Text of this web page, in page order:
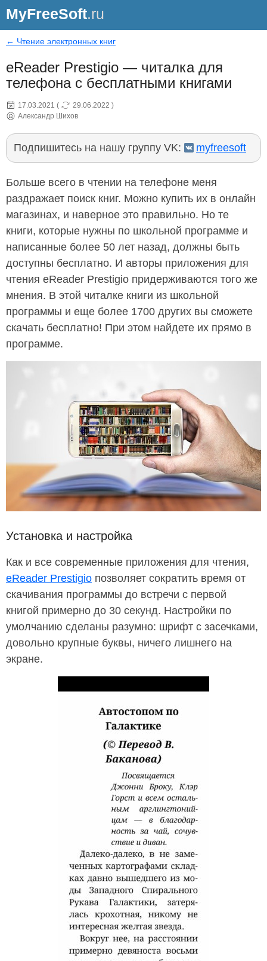
MyFreeSoft.ru
← Чтение электронных книг
eReader Prestigio — читалка для
телефона с бесплатными книгами
17.03.2021 ( 29.06.2022 )
Александр Шихов
Подпишитесь на нашу группу VK: myfreesoft
Больше всего в чтении на телефоне меня
раздражает поиск книг. Можно купить их в онлайн
магазинах, и наверное это правильно. Но те
книги, которые нужны по школьной программе и
написанные более 50 лет назад, должны быть
доступны бесплатно. И авторы приложения для
чтения eReader Prestigio придерживаются того же
мнения. В этой читалке книги из школьной
программы и еще более 1700 других вы сможете
скачать бесплатно! При этом найдете их прямо в
программе.
Установка и настройка
Как и все современные приложения для чтения,
eReader Prestigio позволяет сократить время от
скачивания программы до встречи с первой
книгой примерно до 30 секунд. Настройки по
умолчанию сделаны разумно: шрифт с засечками,
довольно крупные буквы, ничего лишнего на
экране.